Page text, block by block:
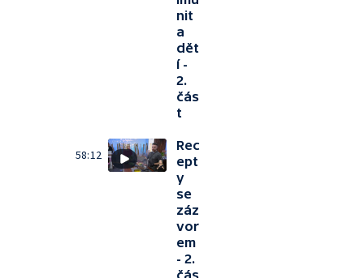
nit
a
dět
í -
2.
čás
t
58:12
Rec
ept
y
se
záz
vor
em
- 2.
čás